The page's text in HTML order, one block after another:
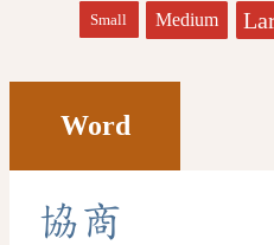
Small Medium
Word
協商